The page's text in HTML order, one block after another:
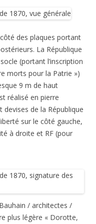
des plaques portant
La République
(portant l’inscription
morts pour la Patrie »)
9 m de haut
réalisé en pierre
devises de la République
sur le côté gauche,
à droite et RF (pour
/ architectes /
plus légère « Dorotte,